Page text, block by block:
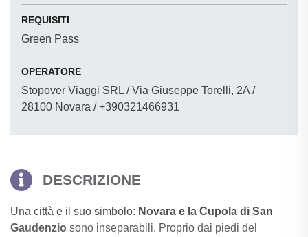
REQUISITI
Green Pass
OPERATORE
Stopover Viaggi SRL / Via Giuseppe Torelli, 2A /
28100 Novara / +390321466931
DESCRIZIONE
Una città e il suo simbolo: Novara e la Cupola di San
Gaudenzio sono inseparabili. Proprio dai piedi del